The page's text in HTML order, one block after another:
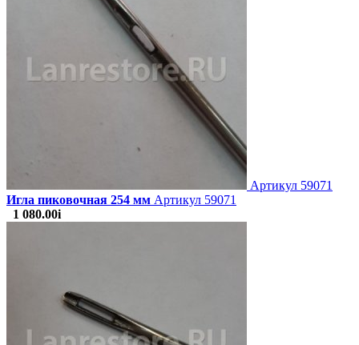
Артикул 59071
Игла пиковочная 254 мм Артикул 59071
1 080.00i